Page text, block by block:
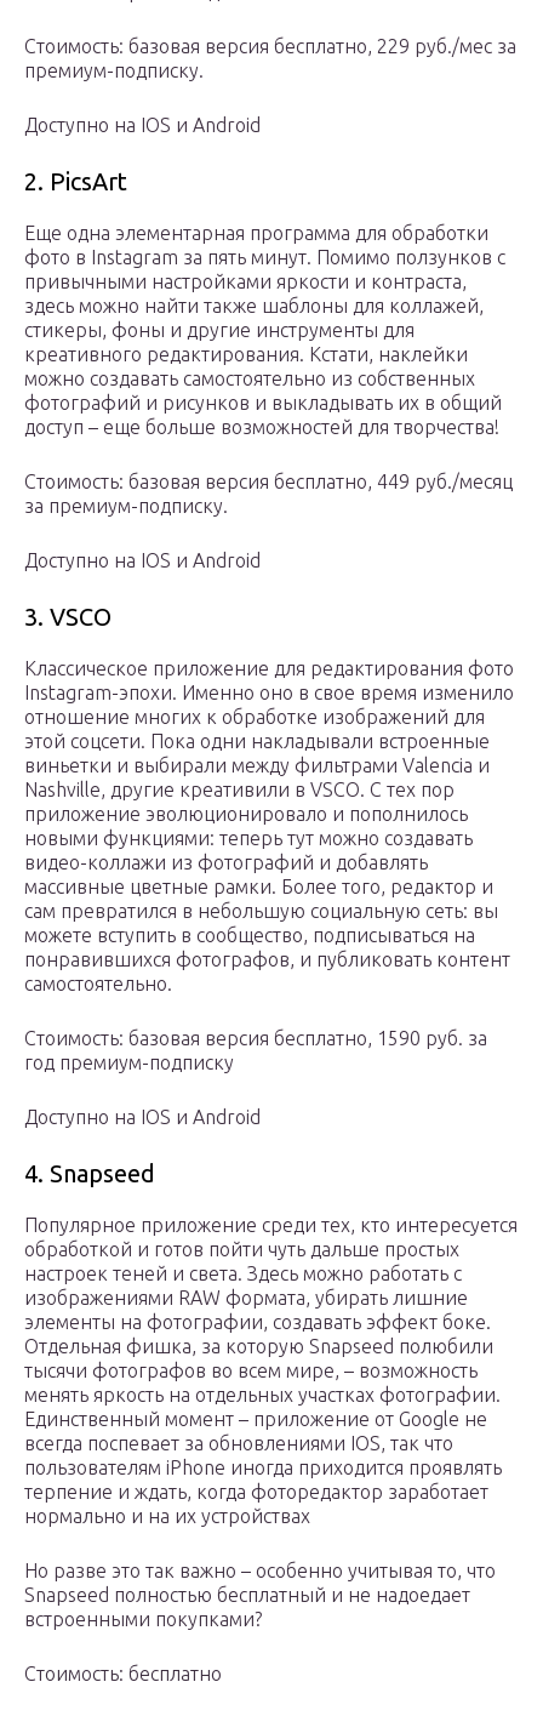
Стоимость: базовая версия бесплатно, 229 руб./мес за
премиум-подписку.
Доступно на IOS и Android
2. PicsArt
Еще одна элементарная программа для обработки
фото в Instagram за пять минут. Помимо ползунков с
привычными настройками яркости и контраста,
здесь можно найти также шаблоны для коллажей,
стикеры, фоны и другие инструменты для
креативного редактирования. Кстати, наклейки
можно создавать самостоятельно из собственных
фотографий и рисунков и выкладывать их в общий
доступ – еще больше возможностей для творчества!
Стоимость: базовая версия бесплатно, 449 руб./месяц
за премиум-подписку.
Доступно на IOS и Android
3. VSCO
Классическое приложение для редактирования фото
Instagram-эпохи. Именно оно в свое время изменило
отношение многих к обработке изображений для
этой соцсети. Пока одни накладывали встроенные
виньетки и выбирали между фильтрами Valencia и
Nashville, другие креативили в VSCO. С тех пор
приложение эволюционировало и пополнилось
новыми функциями: теперь тут можно создавать
видео-коллажи из фотографий и добавлять
массивные цветные рамки. Более того, редактор и
сам превратился в небольшую социальную сеть: вы
можете вступить в сообщество, подписываться на
понравившихся фотографов, и публиковать контент
самостоятельно.
Стоимость: базовая версия бесплатно, 1590 руб. за
год премиум-подписку
Доступно на IOS и Android
4. Snapseed
Популярное приложение среди тех, кто интересуется
обработкой и готов пойти чуть дальше простых
настроек теней и света. Здесь можно работать с
изображениями RAW формата, убирать лишние
элементы на фотографии, создавать эффект боке.
Отдельная фишка, за которую Snapseed полюбили
тысячи фотографов во всем мире, – возможность
менять яркость на отдельных участках фотографии.
Единственный момент – приложение от Google не
всегда поспевает за обновлениями IOS, так что
пользователям iPhone иногда приходится проявлять
терпение и ждать, когда фоторедактор заработает
нормально и на их устройствах
Но разве это так важно – особенно учитывая то, что
Snapseed полностью бесплатный и не надоедает
встроенными покупками?
Стоимость: бесплатно